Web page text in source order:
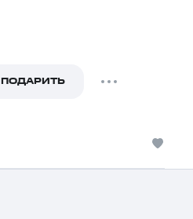
ПОДАРИТЬ